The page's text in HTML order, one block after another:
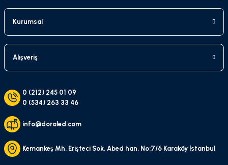
Kurumsal
Alışveriş
0 (212) 245 01 09
0 (534) 263 33 46
info@doraled.com
Kemankeş Mh. Erişteci Sok. Abed han. No:7/6 Karaköy İstanbul